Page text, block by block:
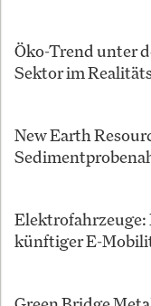
Öko-Trend unter
Sektor im
New Earth
künftiger E-